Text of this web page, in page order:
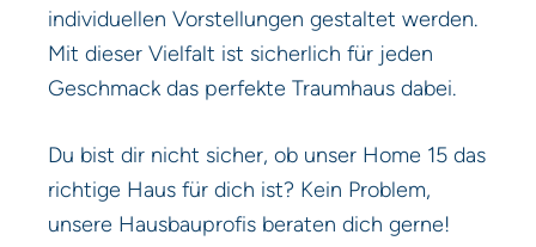
individuellen Vorstellungen gestaltet werden.
Mit dieser Vielfalt ist sicherlich für jeden
Geschmack das perfekte Traumhaus dabei.
Du bist dir nicht sicher, ob unser Home 15 das
richtige Haus für dich ist? Kein Problem,
unsere Hausbauprofis beraten dich gerne!